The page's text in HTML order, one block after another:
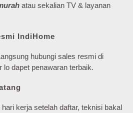
atau sekalian TV & layanan
IndiHome
hubungi sales resmi di
lo dapet penawaran terbaik.
kerja setelah daftar, teknisi bakal